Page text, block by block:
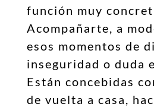
función muy
Acompañarte, a
esos momentos de
inseguridad o duda
Están concebidas
de vuelta a casa,